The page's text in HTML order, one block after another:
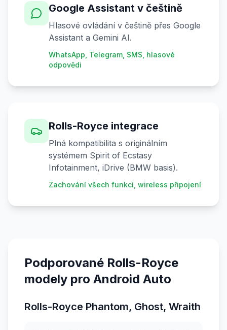
Google Assistant v češtině
Hlasové ovládání v češtině přes Google
Assistant a Gemini AI.
WhatsApp, Telegram, SMS, hlasové
odpovědi
Rolls-Royce integrace
Plná kompatibilita s originálním
systémem Spirit of Ecstasy
Infotainment, iDrive (BMW basis).
Zachování všech funkcí, wireless připojení
Podporované Rolls-Royce
modely pro Android Auto
Rolls-Royce Phantom, Ghost, Wraith